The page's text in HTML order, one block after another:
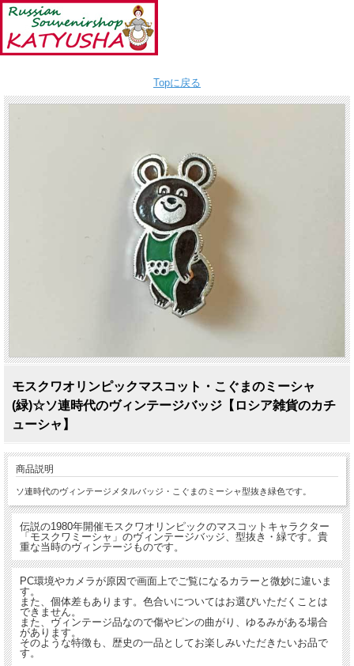
Topに戻る
モスクワオリンピックマスコット・こぐまのミーシャ
(緑)☆ソ連時代のヴィンテージバッジ【ロシア雑貨のカチ
ューシャ】
商品説明
ソ連時代のヴィンテージメタルバッジ・こぐまのミーシャ型抜き緑色です。
伝説の1980年開催モスクワオリンピックのマスコットキャラクター
「モスクワミーシャ」のヴィンテージバッジ、型抜き・緑です。貴
重な当時のヴィンテージものです。
PC環境やカメラが原因で画面上でご覧になるカラーと微妙に違いま
す。
また、個体差もあります。色合いについてはお選びいただくことは
できません。
また、ヴィンテージ品なので傷やピンの曲がり、ゆるみがある場合
があります。
そのような特徴も、歴史の一品としてお楽しみいただきたいお品で
す。